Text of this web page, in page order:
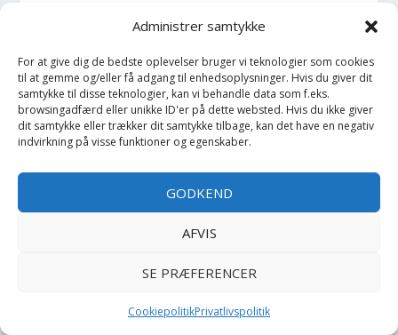
Administrer samtykke
For at give dig de bedste oplevelser bruger vi teknologier som cookies
til at gemme og/eller få adgang til enhedsoplysninger. Hvis du giver dit
samtykke til disse teknologier, kan vi behandle data som f.eks.
browsingadfærd eller unikke ID'er på dette websted. Hvis du ikke giver
dit samtykke eller trækker dit samtykke tilbage, kan det have en negativ
indvirkning på visse funktioner og egenskaber.
GODKEND
AFVIS
SE PRÆFERENCER
CookiepolitikPrivatlivspolitik
Regntøj
Rulleskøjter